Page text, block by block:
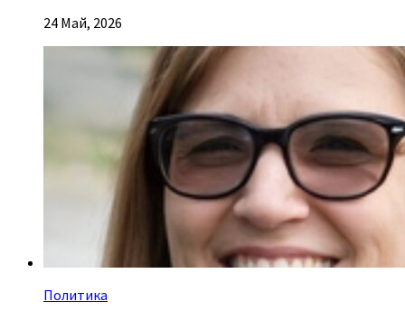
24 Май, 2026
Политика